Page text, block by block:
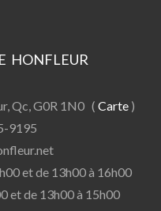
HONFLEUR
Qc, G0R 1N0 ( Carte )
9195
et de 13h00 à 16h00
et de 13h00 à 15h00